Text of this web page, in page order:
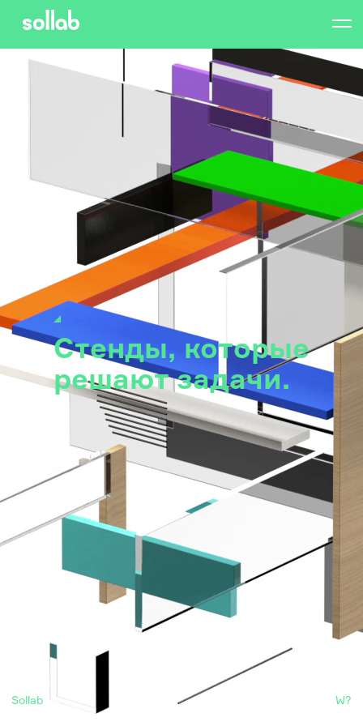
Стенды, которые
решают задачи.
Sollab W?